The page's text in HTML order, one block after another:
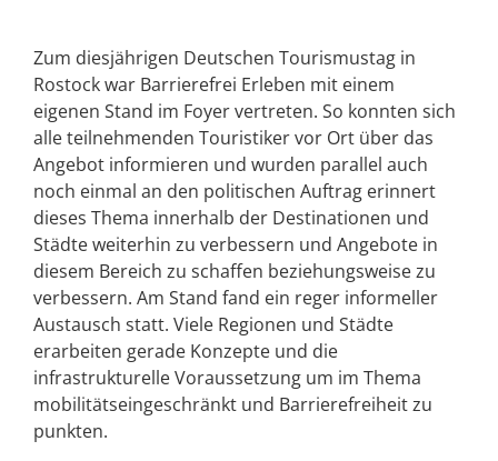
Zum diesjährigen Deutschen Tourismustag in
Rostock war Barrierefrei Erleben mit einem
eigenen Stand im Foyer vertreten. So konnten sich
alle teilnehmenden Touristiker vor Ort über das
Angebot informieren und wurden parallel auch
noch einmal an den politischen Auftrag erinnert
dieses Thema innerhalb der Destinationen und
Städte weiterhin zu verbessern und Angebote in
diesem Bereich zu schaffen beziehungsweise zu
verbessern. Am Stand fand ein reger informeller
Austausch statt. Viele Regionen und Städte
erarbeiten gerade Konzepte und die
infrastrukturelle Voraussetzung um im Thema
mobilitätseingeschränkt und Barrierefreiheit zu
punkten.